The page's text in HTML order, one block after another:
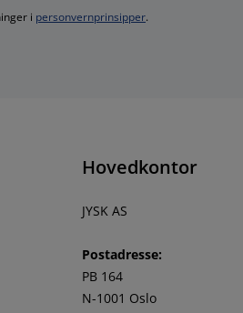
i personvernprinsipper.
Hovedkontor
JYSK AS
Postadresse:
PB 164
N-1001 Oslo